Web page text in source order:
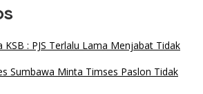
KSB : PJS Terlalu Lama Menjabat Tidak
Sumbawa Minta Timses Paslon Tidak